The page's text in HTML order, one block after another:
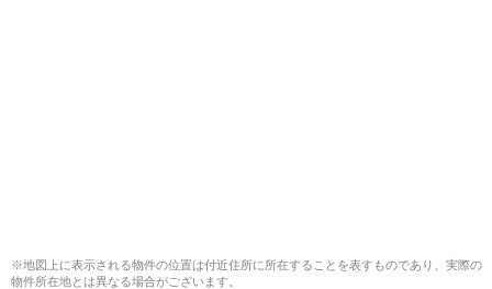
※地図上に表示される物件の位置は付近住所に所在することを表すものであり、実際の
物件所在地とは異なる場合がございます。